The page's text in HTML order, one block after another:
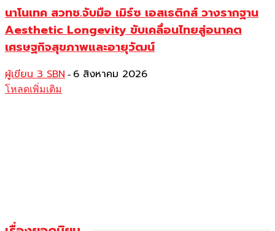
นาโนเทค สวทช.จับมือ เมิร์ซ เอสเธติกส์ วางรากฐาน
Aesthetic Longevity ขับเคลื่อนไทยสู่อนาคต
เศรษฐกิจสุขภาพและอายุวัฒน์
ผู้เขียน 3 SBN - 6 สิงหาคม 2026
โหลดเพิ่มเติม